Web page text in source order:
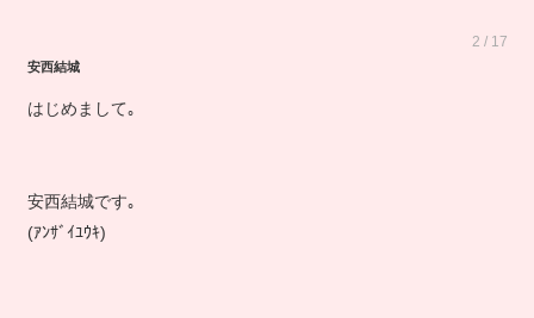
2 / 17
安西結城
はじめまして｡
安西結城です｡
(ｱﾝｻﾞｲﾕｳｷ)